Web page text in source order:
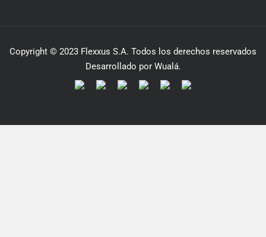
Copyright © 2023 Flexxus S.A. Todos los derechos reservados
Desarrollado por Wualá.